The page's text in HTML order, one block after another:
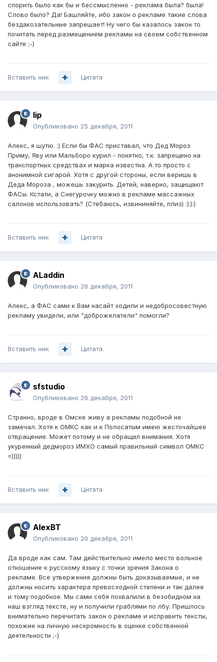
спорить было как бы и бессмысленно - реклама была? была!
Слово было? Да! Башляйте, ибо закон о рекламе такие слова
бездакозательные запрешает! Ну чего бы казалось закон то
почитать перед размещением рекламы на своем собственном
сайте ;-)
Вставить ник Цитата
lip
Опубликовано 25 декабря, 2011
Алекс, я шутю. :) Если бы ФАС приставал, что Дед Мороз
Приму, Яву или Мальборо курил - понятно, т.к. запрещено на
транспортных средствах и марка известна. А то просто с
анонимной сигарой. Хотя с другой стороны, если веришь в
Деда Мороза , можешь закурить. Детей, наверно, защищают
ФАСы. Кстати, а Снегурочку можно в рекламе массажных
салонов использовать? (Стебаюсь, извининяйте, плиз) :):):)
Вставить ник Цитата
ALaddin
Опубликовано 26 декабря, 2011
Алекс, а ФАС сами к Вам насайт ходили и недобросовестную
рекламу увидели, или "доброжелатели" помогли?
Вставить ник Цитата
sfstudio
Опубликовано 26 декабря, 2011
Странно, вроде в Омске живу а рекламы подобной не
замечал. Хотя к ОМКС как и к Полосатым имею жесточайшее
отвращение. Может потому и не обращал внимания. Хотя
укуренный дедмороз ИМХО самый правильный символ ОМКС
=)))))
Вставить ник Цитата
AlexBT
Опубликовано 26 декабря, 2011
Да вроде как сам. Там действительно имело место вольное
отношение к русскому языку с точки зрения Закона о
рекламе. Все утвержения должны быть доказываемые, и не
должны носить характера превосходной степени и так далее
и тому подобное. Мы сами себя похвалили в безобидном на
наш взгляд тексте, ну и получили граблями по лбу. Пришлось
внимательно перечитать закон о рекламе и исправить тексты,
похожие на личную нескромность в оценке собственной
деятельности ;-)